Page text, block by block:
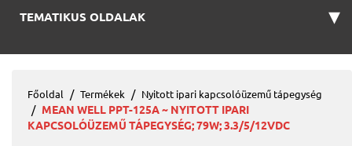
TEMATIKUS OLDALAK ▾
Főoldal Termékek Nyitott ipari kapcsolóüzemű tápegység
MEAN WELL PPT-125A ~ NYITOTT IPARI
KAPCSOLÓÜZEMŰ TÁPEGYSÉG; 79W; 3.3/5/12VDC